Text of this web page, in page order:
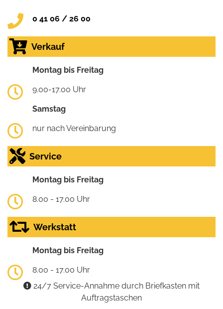
0 41 06 / 26 00
Verkauf
Montag bis Freitag
9.00-17.00 Uhr
Samstag
nur nach Vereinbarung
Service
Montag bis Freitag
8.00 - 17.00 Uhr
Werkstatt
Montag bis Freitag
8.00 - 17.00 Uhr
24/7 Service-Annahme durch Briefkasten mit
Auftragstaschen